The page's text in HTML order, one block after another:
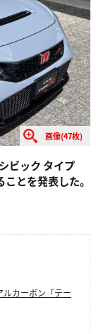
画像(47枚)
ビック タイプ
とを発表した。
カーボン「テー